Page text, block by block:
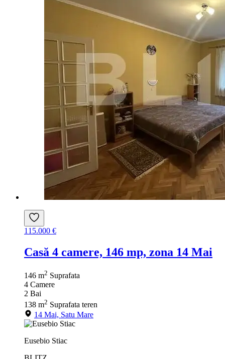
115.000 €
Casă 4 camere, 146 mp, zona 14 Mai
146 m2 Suprafata
4 Camere
2 Bai
138 m2 Suprafata teren
14 Mai, Satu Mare
Eusebio Stiac